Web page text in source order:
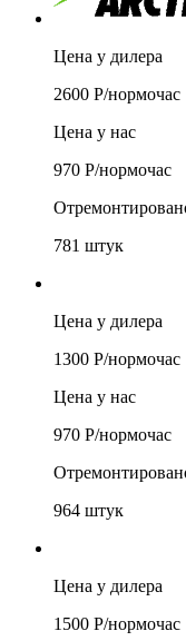
Цена у дилера
2600 Р/нормочас
Цена у нас
970 Р/нормочас
781 штук
Цена у дилера
1300 Р/нормочас
Цена у нас
970 Р/нормочас
964 штук
Цена у дилера
1500 Р/нормочас